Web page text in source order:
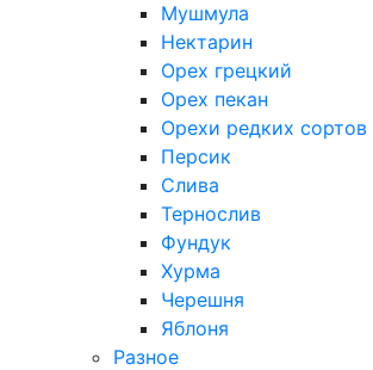
Мушмула
Нектарин
Орех грецкий
Орех пекан
Орехи редких сортов
Персик
Слива
Тернослив
Фундук
Хурма
Черешня
Яблоня
Разное